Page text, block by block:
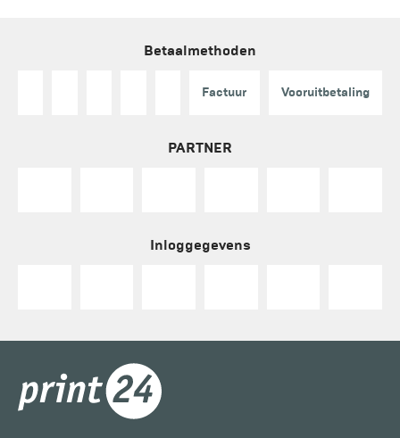
Betaalmethoden
Factuur Vooruitbetaling
PARTNER
Inloggegevens